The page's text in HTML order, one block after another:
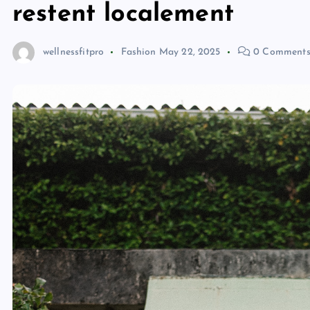
restent localement
wellnessfitpro Fashion May 22, 2025 0 Comments